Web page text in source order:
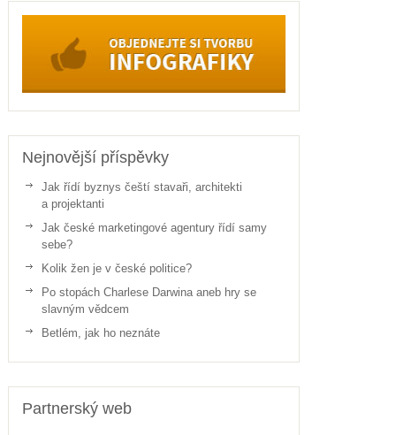
Nejnovější příspěvky
Jak řídí byznys čeští stavaři, architekti
a projektanti
Jak české marketingové agentury řídí samy
sebe?
Kolik žen je v české politice?
Po stopách Charlese Darwina aneb hry se
slavným vědcem
Betlém, jak ho neznáte
Partnerský web